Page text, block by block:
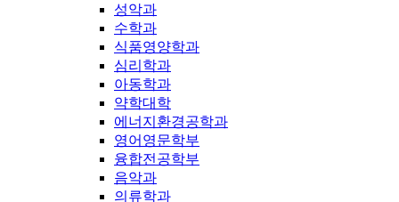
성악과
수학과
식품영양학과
심리학과
아동학과
약학대학
에너지환경공학과
영어영문학부
융합전공학부
음악과
의류학과